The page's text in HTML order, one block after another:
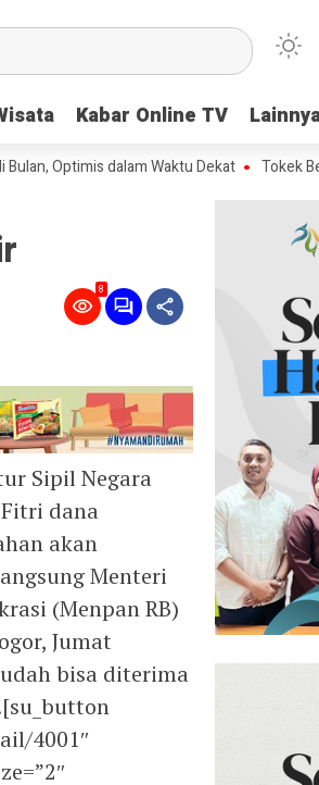
Kabar Online TV
Kabar Online TV
Optimis dalam Waktu Dekat Tokek
8
Sipil Negara
dana
akan
Menteri
(Menpan RB)
Jumat
bisa diterima
4001″